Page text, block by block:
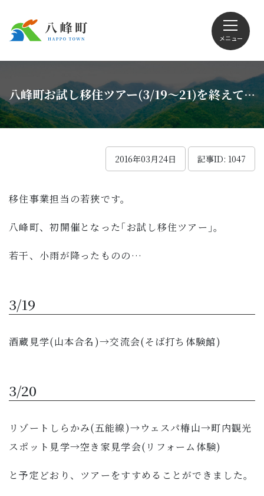
メニュー
Foreign language
くらしの情報
移住・定住
ビジネス・産業
八峰町お試し移住ツアー(3/19～21)を終えて…
2016年03月24日 記事ID: 1047
移住事業担当の若狹です。
八峰町、初開催となった｢お試し移住ツアー｣。
若干、小雨が降ったものの…
3/19
酒蔵見学(山本合名)→交流会(そば打ち体験館)
3/20
リゾートしらかみ(五能線)→ウェスパ椿山→町内観光
スポット見学→空き家見学会(リフォーム体験)
と予定どおり、ツアーをすすめることができました。